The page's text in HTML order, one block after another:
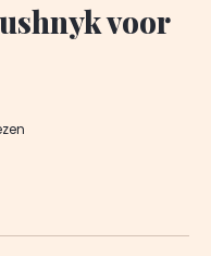
voor